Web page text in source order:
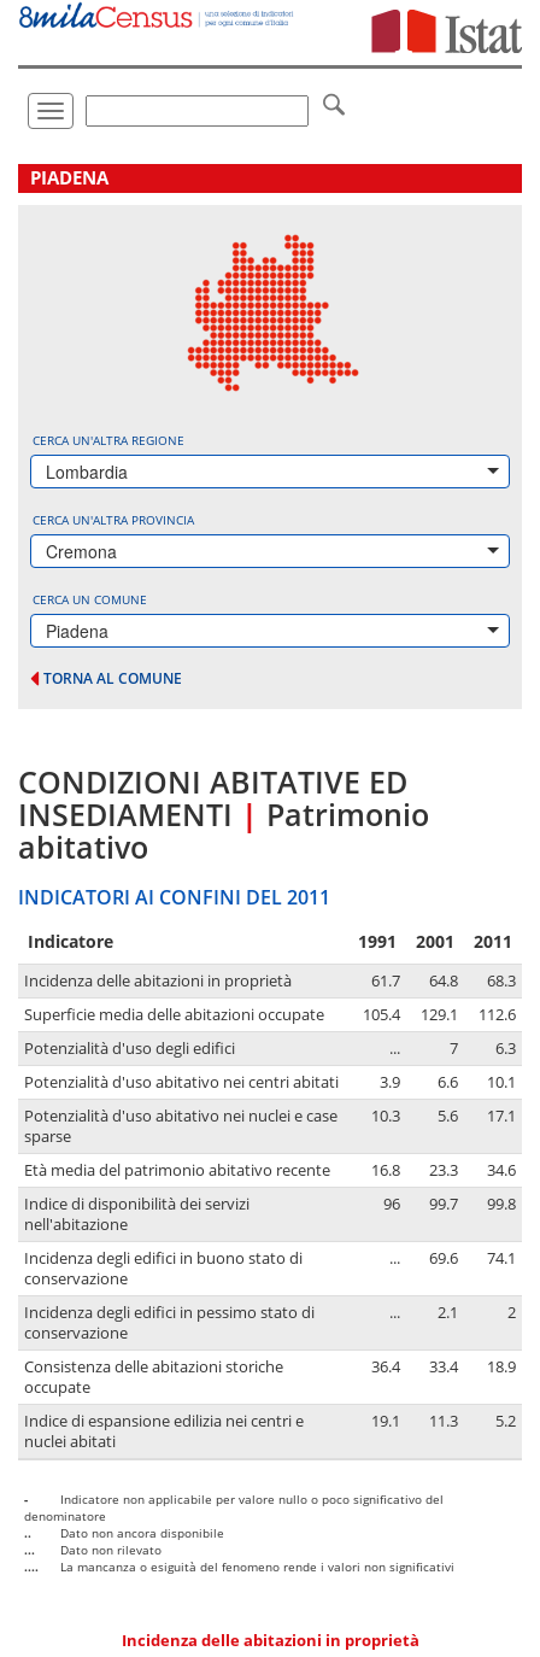
Vai
direttamente
Toggle
navigation
.
PIADENA
CERCA UN'ALTRA REGIONE
Lombardia
CERCA UN'ALTRA PROVINCIA
Cremona
CERCA UN COMUNE
Piadena
TORNA AL COMUNE
CONDIZIONI ABITATIVE ED
INSEDIAMENTI | Patrimonio
abitativo
INDICATORI AI CONFINI DEL 2011
Indicatore 1991 2001 2011
Incidenza delle abitazioni in proprietà 61.7 64.8
68.3
Superficie media delle abitazioni occupate
105.4 129.1
112.6
Potenzialità d'uso degli edifici
... 7
6.3
Potenzialità d'uso abitativo nei centri abitati
3.9 6.6
10.1
Potenzialità d'uso abitativo nei nuclei e case
sparse
10.3 5.6 17.1
Età media del patrimonio abitativo recente 16.8 23.3
34.6
Indice di disponibilità dei servizi
nell'abitazione
96 99.7 99.8
Incidenza degli edifici in buono stato di
conservazione
... 69.6 74.1
Incidenza degli edifici in pessimo stato di
conservazione
... 2.1 2
Consistenza delle abitazioni storiche
occupate
36.4 33.4 18.9
Indice di espansione edilizia nei centri e
nuclei abitati
19.1 11.3 5.2
-
Indicatore non applicabile per valore nullo o poco significativo del
denominatore
..
Dato non ancora disponibile
...
Dato non rilevato
....
La mancanza o esiguità del fenomeno rende i valori non significativi
Incidenza delle abitazioni in proprietà